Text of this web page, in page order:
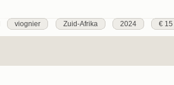
viognier Zuid-Afrika 2024 €